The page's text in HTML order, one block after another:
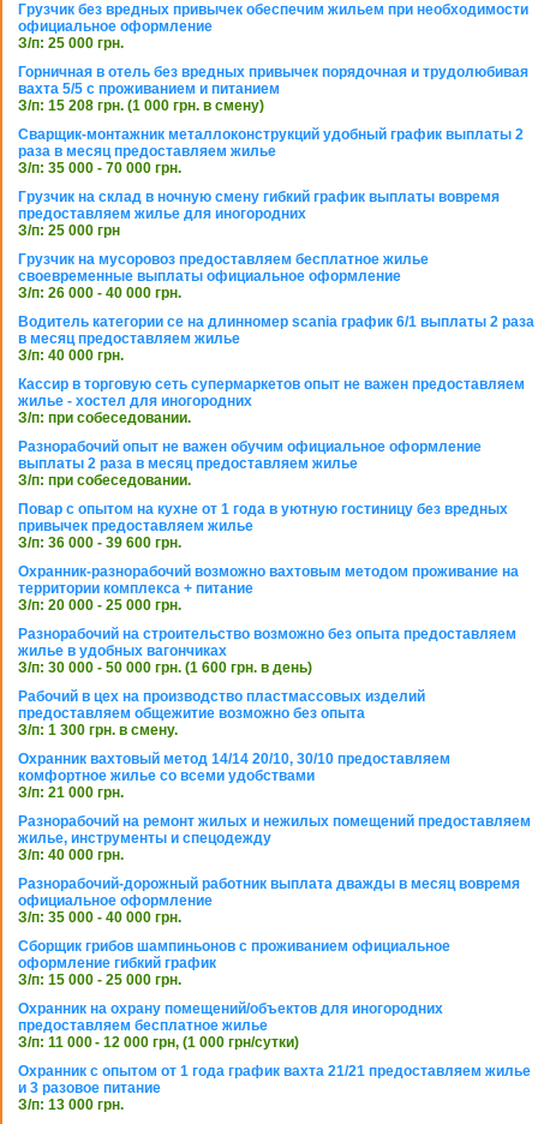
Грузчик без вредных привычек обеспечим жильем при необходимости
официальное оформление
З/п: 25 000 грн.
Горничная в отель без вредных привычек порядочная и трудолюбивая
вахта 5/5 с проживанием и питанием
З/п: 15 208 грн. (1 000 грн. в смену)
Сварщик-монтажник металлоконструкций удобный график выплаты 2
раза в месяц предоставляем жилье
З/п: 35 000 - 70 000 грн.
Грузчик на склад в ночную смену гибкий график выплаты вовремя
предоставляем жилье для иногородних
З/п: 25 000 грн
Грузчик на мусоровоз предоставляем бесплатное жилье
своевременные выплаты официальное оформление
З/п: 26 000 - 40 000 грн.
Водитель категории се на длинномер scania график 6/1 выплаты 2 раза
в месяц предоставляем жилье
З/п: 40 000 грн.
Кассир в торговую сеть супермаркетов опыт не важен предоставляем
жилье - хостел для иногородних
З/п: при собеседовании.
Разнорабочий опыт не важен обучим официальное оформление
выплаты 2 раза в месяц предоставляем жилье
З/п: при собеседовании.
Повар с опытом на кухне от 1 года в уютную гостиницу без вредных
привычек предоставляем жилье
З/п: 36 000 - 39 600 грн.
Охранник-разнорабочий возможно вахтовым методом проживание на
территории комплекса + питание
З/п: 20 000 - 25 000 грн.
Разнорабочий на строительство возможно без опыта предоставляем
жилье в удобных вагончиках
З/п: 30 000 - 50 000 грн. (1 600 грн. в день)
Рабочий в цех на производство пластмассовых изделий
предоставляем общежитие возможно без опыта
З/п: 1 300 грн. в смену.
Охранник вахтовый метод 14/14 20/10, 30/10 предоставляем
комфортное жилье со всеми удобствами
З/п: 21 000 грн.
Разнорабочий на ремонт жилых и нежилых помещений предоставляем
жилье, инструменты и спецодежду
З/п: 40 000 грн.
Разнорабочий-дорожный работник выплата дважды в месяц вовремя
официальное оформление
З/п: 35 000 - 40 000 грн.
Сборщик грибов шампиньонов с проживанием официальное
оформление гибкий график
З/п: 15 000 - 25 000 грн.
Охранник на охрану помещений/объектов для иногородних
предоставляем бесплатное жилье
З/п: 11 000 - 12 000 грн, (1 000 грн/сутки)
Охранник с опытом от 1 года график вахта 21/21 предоставляем жилье
и 3 разовое питание
З/п: 13 000 грн.